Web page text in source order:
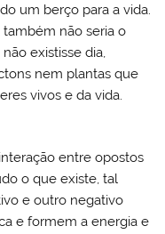
um berço para a vida.
não seria o
existisse dia,
nem plantas que
vivos e da vida.
entre opostos
o que existe, tal
e outro negativo
e formem a energia e